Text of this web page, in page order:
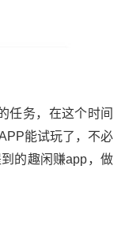
任务，在这个时间
能试玩了，不必
的趣闲赚app，做